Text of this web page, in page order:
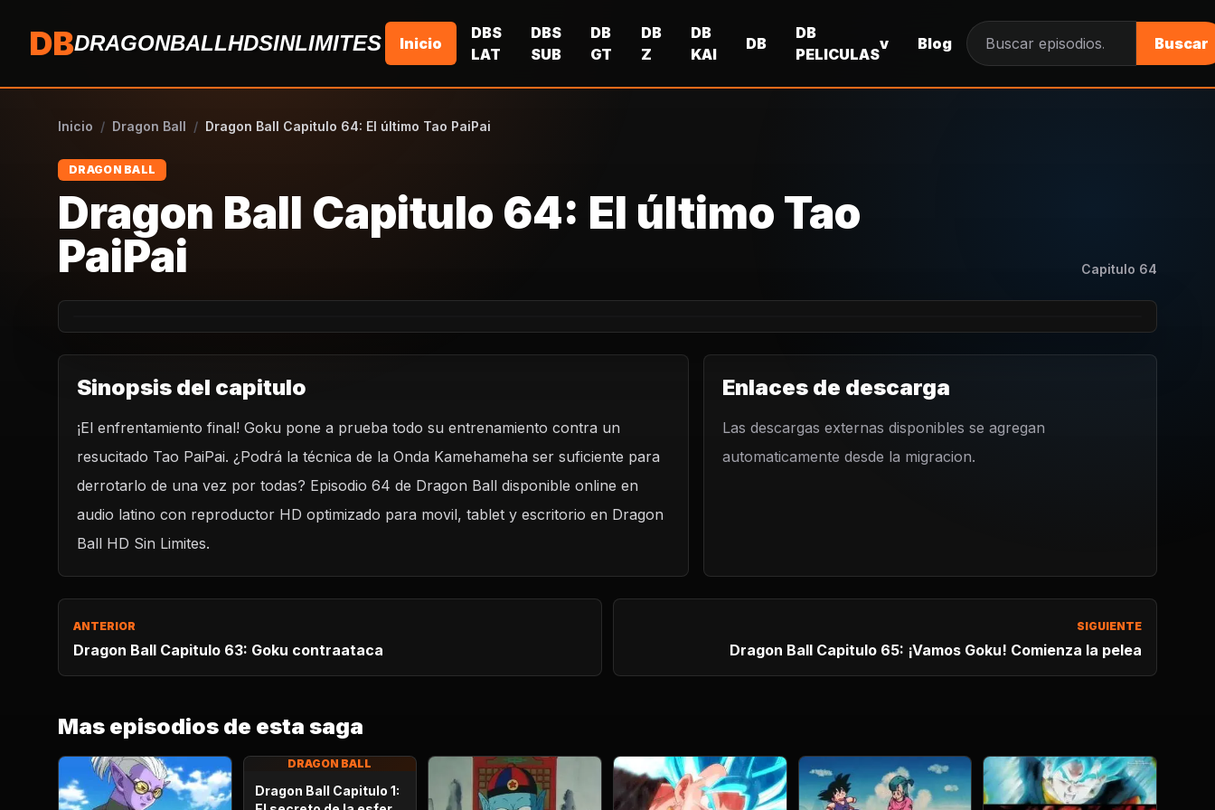
DBDRAGONBALLHDSINLIMITES Inicio
DBS
LAT
DBS
SUB
DB
GT
DB
Z
DB
KAI
DB
DB
PELICULAS
v Blog
Buscar episodios
Buscar
Inicio / Dragon Ball / Dragon Ball Capitulo 64: El último Tao PaiPai
DRAGON BALL
Dragon Ball Capitulo 64: El último Tao
PaiPai
Capitulo 64
REPRODUCIR CAPITULO
Dragon Ball Capitulo 64: El último Tao PaiPai
CARGAR REPRODUCTOR
Sinopsis del capitulo
¡El enfrentamiento final! Goku pone a prueba todo su entrenamiento contra un
resucitado Tao PaiPai. ¿Podrá la técnica de la Onda Kamehameha ser suficiente para
derrotarlo de una vez por todas? Episodio 64 de Dragon Ball disponible online en
audio latino con reproductor HD optimizado para movil, tablet y escritorio en Dragon
Ball HD Sin Limites.
Enlaces de descarga
Las descargas externas disponibles se agregan
automaticamente desde la migracion.
ANTERIOR
Dragon Ball Capitulo 63: Goku contraataca
SIGUIENTE
Dragon Ball Capitulo 65: ¡Vamos Goku! Comienza la pelea
Mas episodios de esta saga
DRAGON BALL
Dragon Ball Capitulo 1: